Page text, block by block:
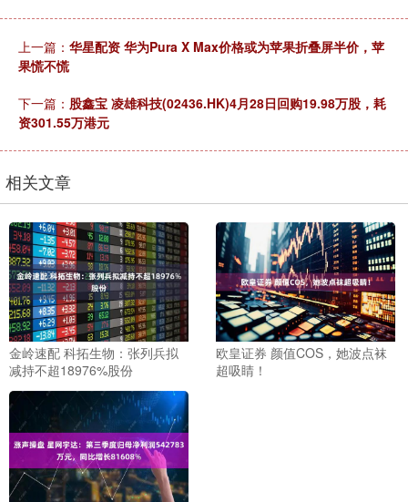
上一篇： 华星配资 华为Pura X Max价格或为苹果折叠屏半价，苹
果慌不慌
下一篇： 股鑫宝 凌雄科技(02436.HK)4月28日回购19.98万股，耗
资301.55万港元
相关文章
金岭速配 科拓生物：张列兵拟
减持不超18976%股份
欧皇证券 颜值COS，她波点袜
超吸睛！